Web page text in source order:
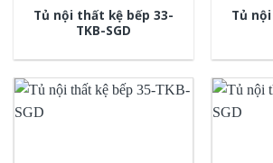
Tủ nội thất kệ bếp 33-
TKB-SGD
Tủ